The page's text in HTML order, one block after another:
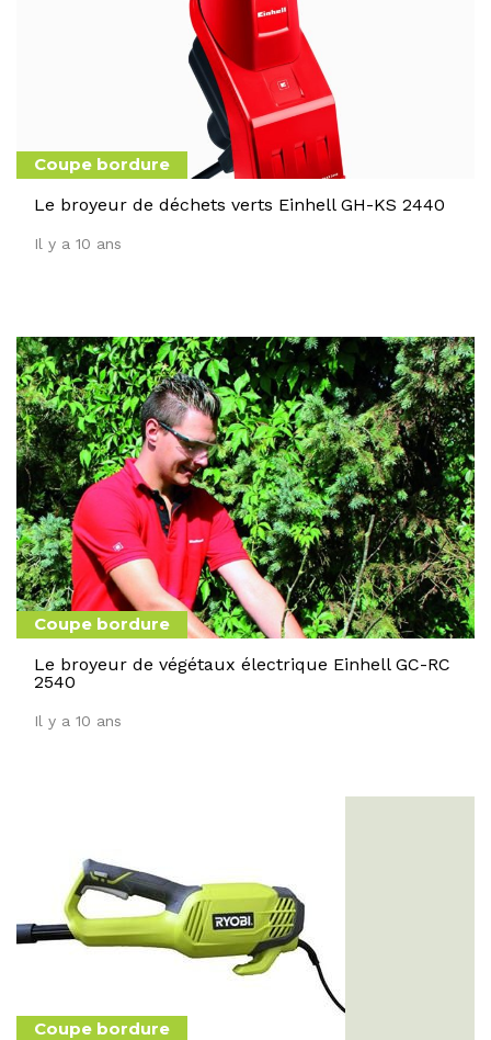
Coupe bordure
Le broyeur de déchets verts Einhell GH-KS 2440
Il y a 10 ans
Coupe bordure
Le broyeur de végétaux électrique Einhell GC-RC
2540
Il y a 10 ans
Coupe bordure